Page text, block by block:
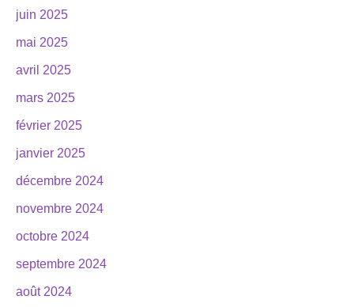
juin 2025
mai 2025
avril 2025
mars 2025
février 2025
janvier 2025
décembre 2024
novembre 2024
octobre 2024
septembre 2024
août 2024